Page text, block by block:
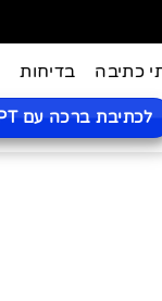
כתיבה בדיחות
לכתיבת ברכה עם CHAT GPT